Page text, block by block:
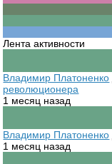
Лента активности
Владимир Платоненко
революционера
1 месяц назад
Владимир Платоненко
1 месяц назад